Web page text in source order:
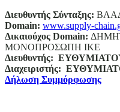
Διευθυντής Σύνταξης:
Domain: www.supply-
Δικαιούχος Domain:
ΜΟΝΟΠΡΟΣΩΠΗ ΙΚΕ
Διευθυντής:
Διαχειριστής:
Δήλωση Συμμόρφωσης